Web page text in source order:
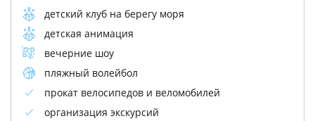
детский клуб на берегу моря
детская анимация
вечерние шоу
пляжный волейбол
прокат велосипедов и веломобилей
организация экскурсий